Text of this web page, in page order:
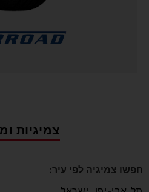
צמיגיות
חפשו צמיגיה לפי עיר: